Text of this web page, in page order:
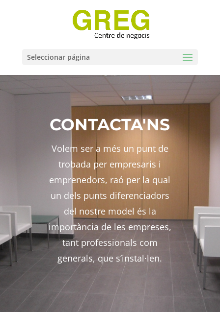
Seleccionar página
CONTACTA'NS
Volem ser a més un punt de
trobada per empresaris i
emprenedors, raó per la qual
un dels punts diferenciadors
del nostre model és la
importància de les empreses,
tant professionals com
generals, que s’instal·len.